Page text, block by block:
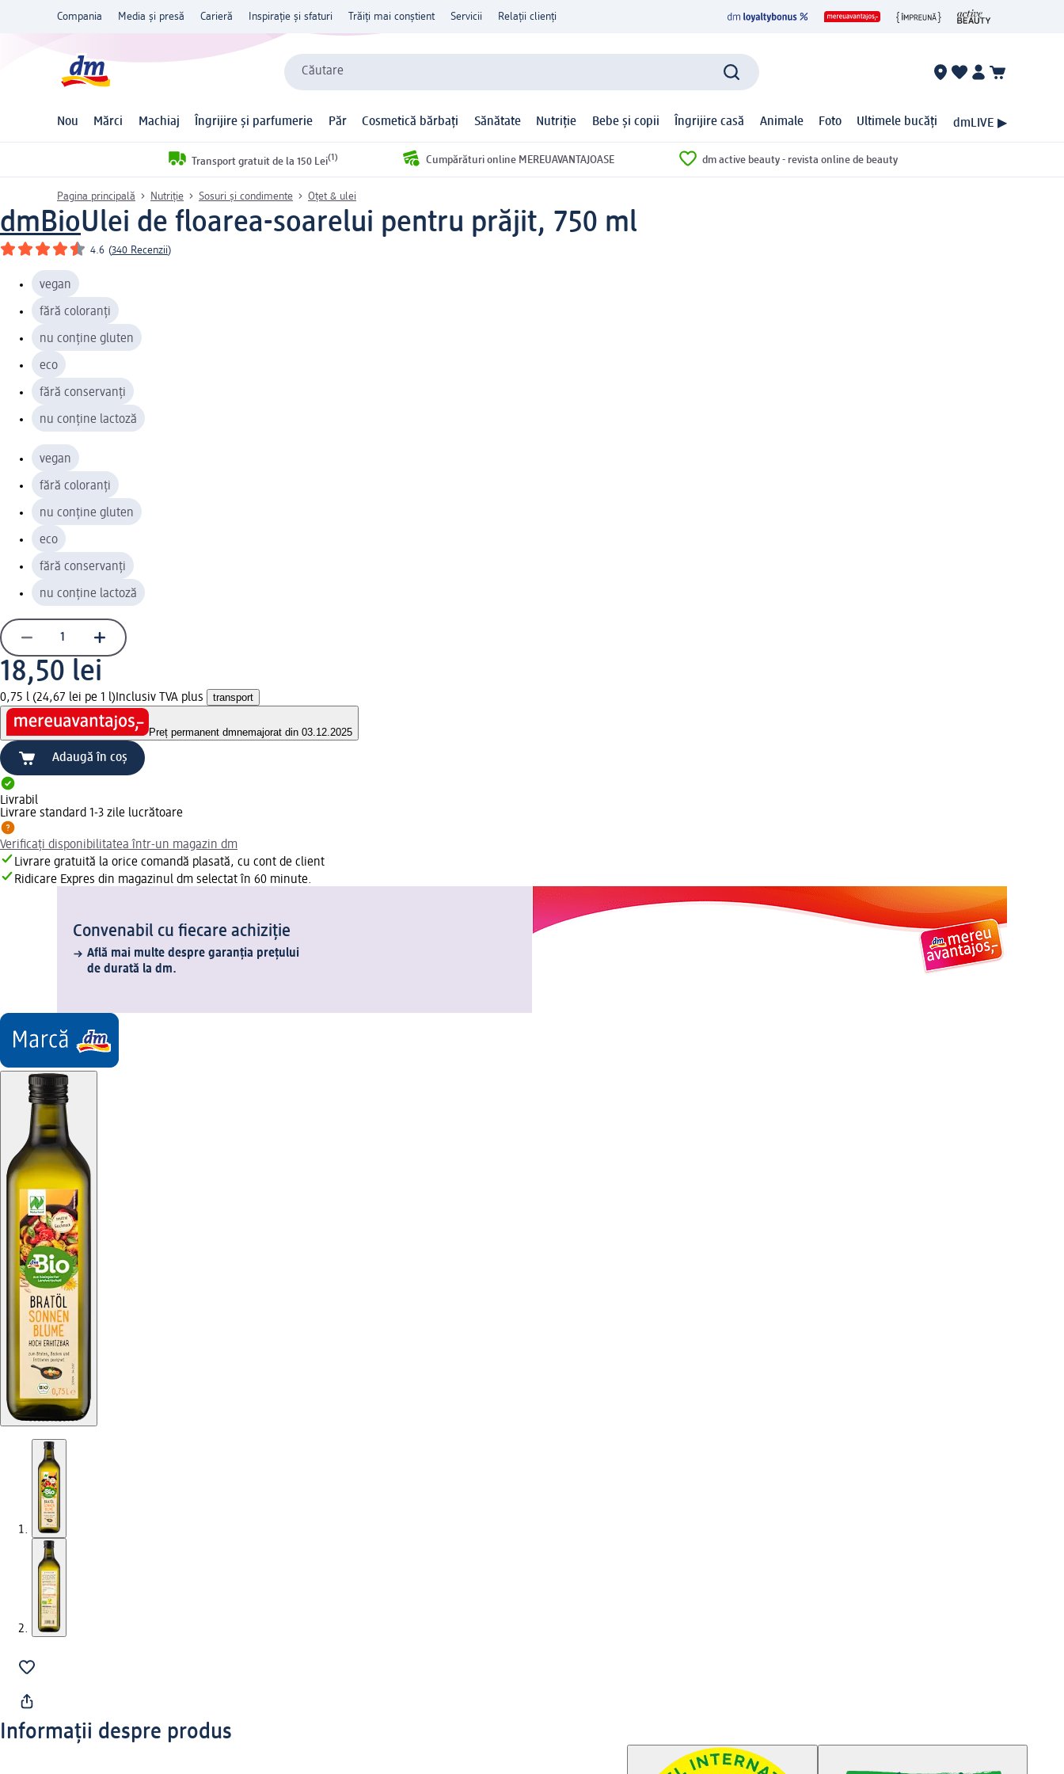
Compania Media și presă Carieră Inspirație și sfaturi Trăiți mai conștient Servicii Relații clienți
Căutare
Nou Mărci Machiaj Îngrijire și parfumerie Păr Cosmetică bărbați Sănătate Nutriție Bebe și copii Îngrijire casă Animale Foto Ultimele bucăți dmLIVE ▶
Transport gratuit de la 150 Lei(1) Cumpărături online MEREUAVANTAJOASE dm active beauty - revista online de beauty
Pagina principală Nutriție Sosuri și condimente Oțet & ulei
dmBioUlei de floarea-soarelui pentru prăjit, 750 ml
4.6 (340 Recenzii)
vegan
fără coloranți
nu conține gluten
eco
fără conservanți
nu conține lactoză
vegan
fără coloranți
nu conține gluten
eco
fără conservanți
nu conține lactoză
18,50 lei
0,75 l (24,67 lei pe 1 l) Inclusiv TVA plus transport
Preț permanent dmnemajorat din 03.12.2025
Adaugă în coș
Livrabil
Livrare standard 1-3 zile lucrătoare
Verificați disponibilitatea într-un magazin dm
Livrare gratuită la orice comandă plasată, cu cont de client
Ridicare Expres din magazinul dm selectat în 60 minute.
Convenabil cu fiecare achiziție
Află mai multe despre garanția prețului
de durată la dm.
Informații despre produs